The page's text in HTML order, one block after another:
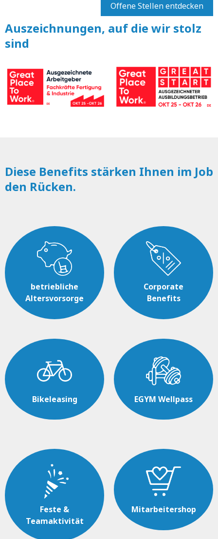
Offene Stellen entdecken
Auszeichnungen, auf die wir stolz
sind
Diese Benefits stärken Ihnen im Job
den Rücken.
betriebliche
Altersvorsorge
Bikeleasing
Corporate
Benefits
EGYM Wellpass
Feste &
Teamaktivität
Mitarbeitershop